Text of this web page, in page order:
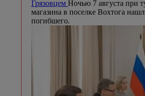
Грязовцем Ночью 7 августа при
магазина в поселке Вохтога
погибшего.